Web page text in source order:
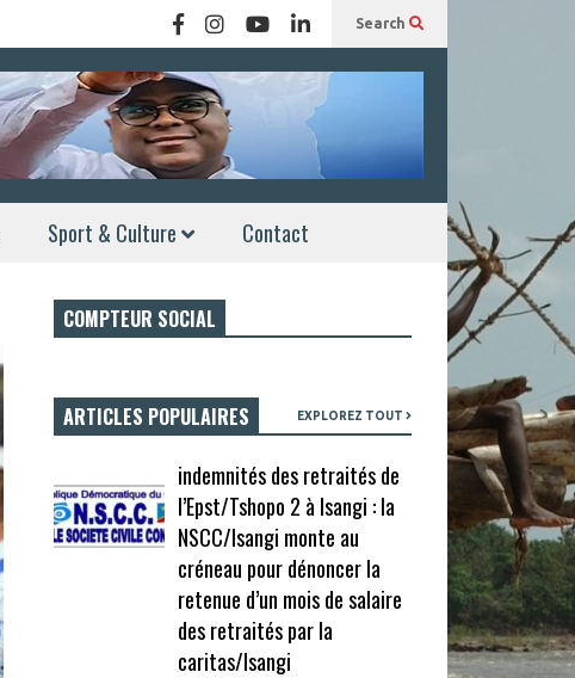
Search
Sport & Culture Contact
COMPTEUR SOCIAL
ARTICLES POPULAIRES EXPLOREZ TOUT
indemnités des retraités de
l’Epst/Tshopo 2 à Isangi : la
NSCC/Isangi monte au
créneau pour dénoncer la
retenue d’un mois de salaire
des retraités par la
caritas/Isangi